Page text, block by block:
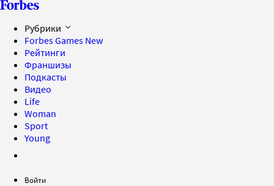
Рубрики
Forbes Games New
Рейтинги
Франшизы
Подкасты
Видео
Life
Woman
Sport
Young
Войти